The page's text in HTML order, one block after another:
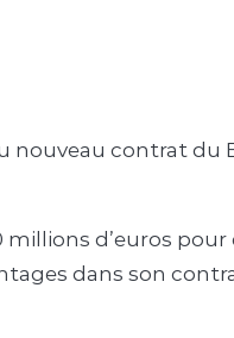
nouveau contrat du
millions d’euros
dans son